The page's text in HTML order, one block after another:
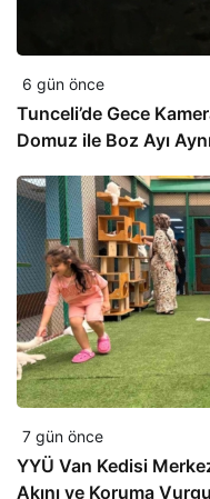
6 gün önce
Tunceli’de Gece
Domuz ile Boz Ayı
7 gün önce
YYÜ Van Kedisi
Akını ve Koruma